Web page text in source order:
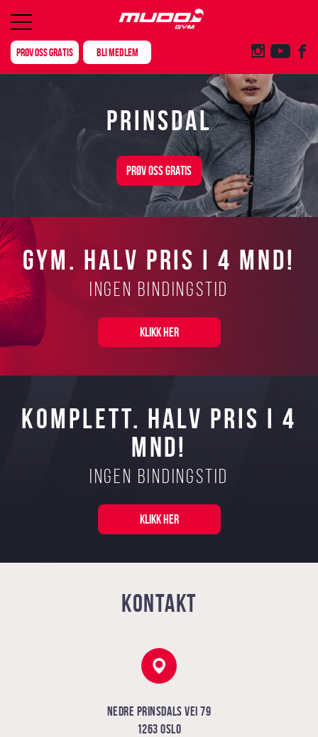
PRØV OSS GRATIS BLI MEDLEM
PRINSDAL
PRØV OSS GRATIS
GYM. HALV PRIS I 4 MND!
Ingen bindingstid
KLIKK HER
KOMPLETT. HALV PRIS I 4
MND!
Ingen bindingstid
KLIKK HER
KONTAKT
Nedre Prinsdals vei 79
1263 Oslo